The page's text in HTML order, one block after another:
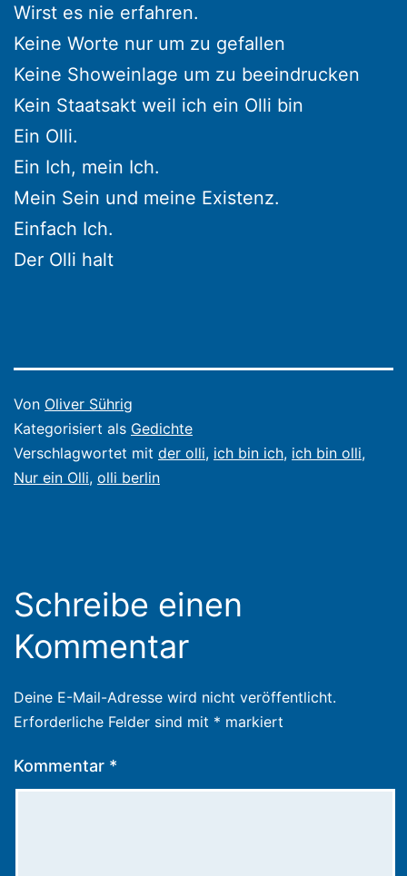
Wirst es nie erfahren.
Keine Worte nur um zu gefallen
Keine Showeinlage um zu beeindrucken
Kein Staatsakt weil ich ein Olli bin
Ein Olli.
Ein Ich, mein Ich.
Mein Sein und meine Existenz.
Einfach Ich.
Der Olli halt
Veröffentlicht
am
9.
Januar
Von Oliver Sührig
Kategorisiert als Gedichte
Verschlagwortet mit der olli, ich bin ich, ich bin olli,
Nur ein Olli, olli berlin
Schreibe einen
Kommentar
Deine E-Mail-Adresse wird nicht veröffentlicht.
Erforderliche Felder sind mit * markiert
Kommentar *